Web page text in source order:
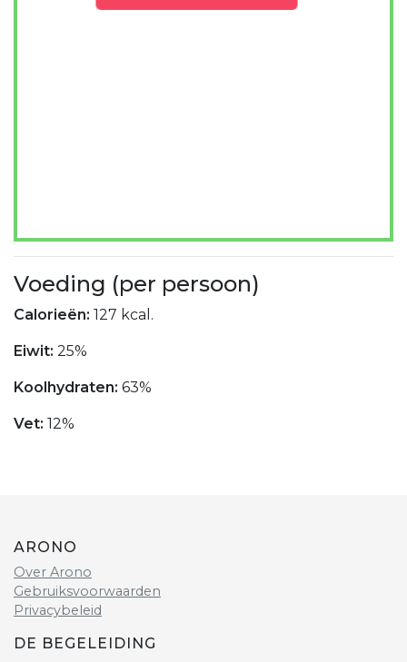
Voeding (per persoon)
Calorieën: 127 kcal.
Eiwit: 25%
Koolhydraten: 63%
Vet: 12%
ARONO
Over Arono
Gebruiksvoorwaarden
Privacybeleid
DE BEGELEIDING